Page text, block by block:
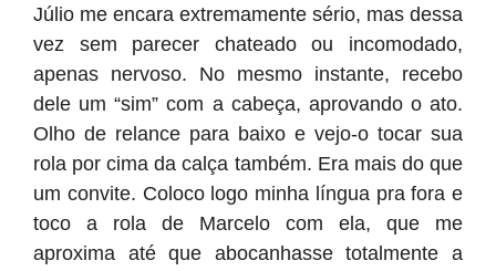
Júlio me encara extremamente sério, mas dessa
vez sem parecer chateado ou incomodado,
apenas nervoso. No mesmo instante, recebo
dele um “sim” com a cabeça, aprovando o ato.
Olho de relance para baixo e vejo-o tocar sua
rola por cima da calça também. Era mais do que
um convite. Coloco logo minha língua pra fora e
toco a rola de Marcelo com ela, que me
aproxima até que abocanhasse totalmente a